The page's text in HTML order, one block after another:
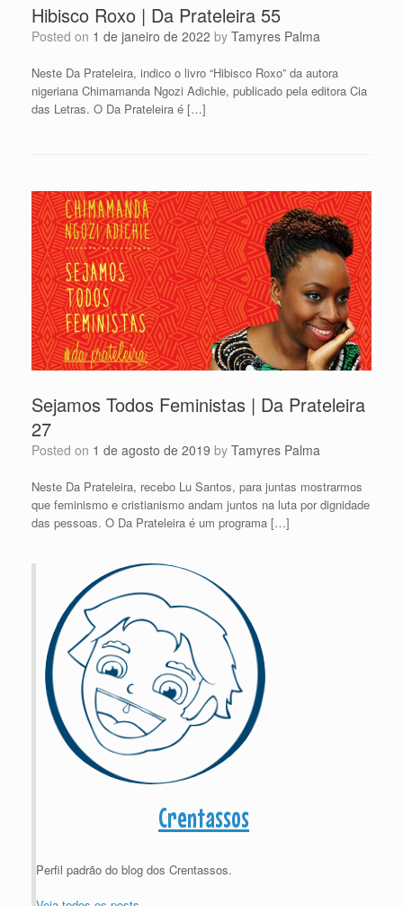
Hibisco Roxo | Da Prateleira 55
Posted on 1 de janeiro de 2022 by Tamyres Palma
Neste Da Prateleira, indico o livro “Hibisco Roxo” da autora
nigeriana Chimamanda Ngozi Adichie, publicado pela editora Cia
das Letras. O Da Prateleira é […]
Sejamos Todos Feministas | Da Prateleira
27
Posted on 1 de agosto de 2019 by Tamyres Palma
Neste Da Prateleira, recebo Lu Santos, para juntas mostrarmos
que feminismo e cristianismo andam juntos na luta por dignidade
das pessoas. O Da Prateleira é um programa […]
Crentassos
Perfil padrão do blog dos Crentassos.